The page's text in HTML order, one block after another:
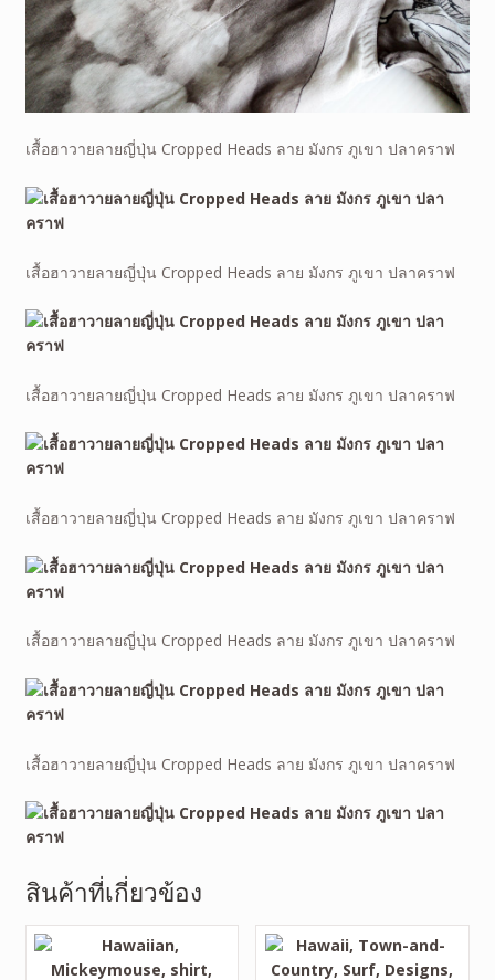
เสื้อฮาวายลายญี่ปุ่น Cropped Heads ลาย มังกร ภูเขา ปลาคราฟ
เสื้อฮาวายลายญี่ปุ่น Cropped Heads ลาย มังกร ภูเขา ปลาคราฟ
เสื้อฮาวายลายญี่ปุ่น Cropped Heads ลาย มังกร ภูเขา ปลาคราฟ
เสื้อฮาวายลายญี่ปุ่น Cropped Heads ลาย มังกร ภูเขา ปลาคราฟ
เสื้อฮาวายลายญี่ปุ่น Cropped Heads ลาย มังกร ภูเขา ปลาคราฟ
เสื้อฮาวายลายญี่ปุ่น Cropped Heads ลาย มังกร ภูเขา ปลาคราฟ
สินค้าที่เกี่ยวข้อง